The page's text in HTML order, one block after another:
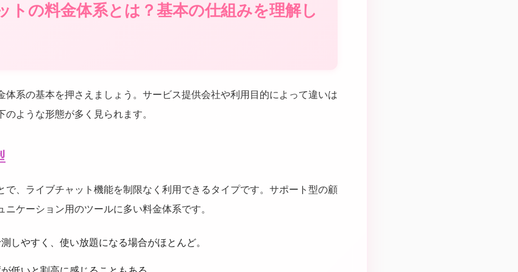
トの料金体系とは？基本の仕組みを理解し
体系の基本を押さえましょう。サービス提供会社や利用目的によって違いは
ような形態が多く見られます。
で、ライブチャット機能を制限なく利用できるタイプです。サポート型の顧
ケーション用のツールに多い料金体系です。
しやすく、使い放題になる場合がほとんど。